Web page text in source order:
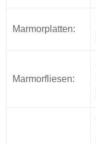
Marmorplatten:
Marmorfliesen: